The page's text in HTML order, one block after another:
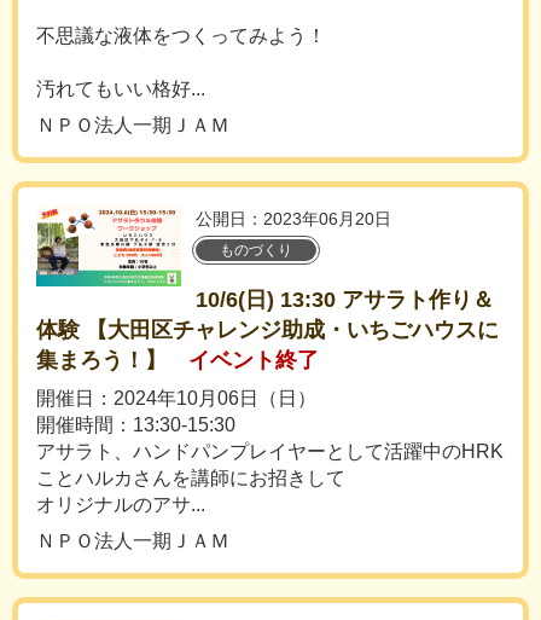
不思議な液体をつくってみよう！
汚れてもいい格好...
ＮＰＯ法人一期ＪＡＭ
公開日：2023年06月20日
ものづくり
10/6(日) 13:30 アサラト作り＆
体験 【大田区チャレンジ助成・いちごハウスに
集まろう！】
イベント終了
開催日：2024年10月06日（日）
開催時間：13:30-15:30
アサラト、ハンドパンプレイヤーとして活躍中のHRK
ことハルカさんを講師にお招きして
オリジナルのアサ...
ＮＰＯ法人一期ＪＡＭ